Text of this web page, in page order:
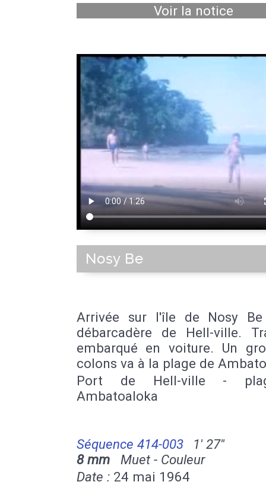
Voir la notice
Nosy Be
Arrivée sur l'île de Nosy
débarcadère de Hell-ville.
embarqué en voiture. Un
colons va à la plage de
Port de Hell-ville -
Ambatoaloka
Séquence 414-003
1' 27''
8 mm Muet - Couleur
Date : 24 mai 1964